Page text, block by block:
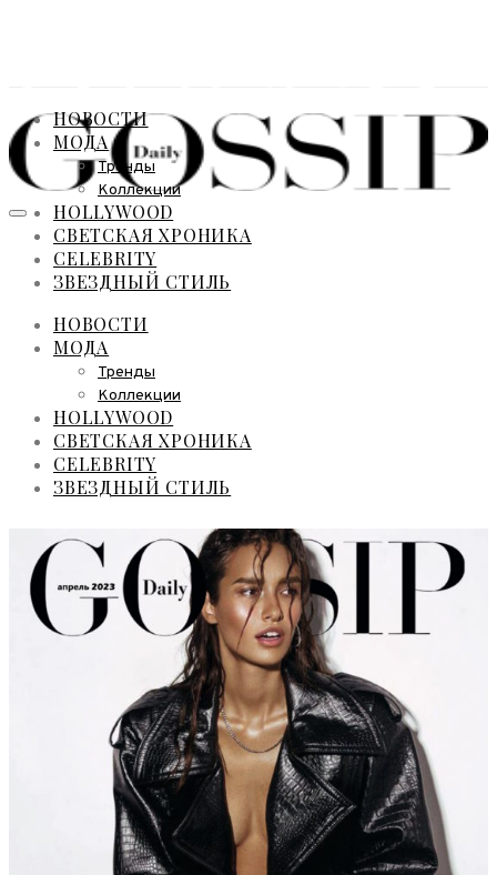
НОВОСТИ
МОДА
Тренды
Коллекции
HOLLYWOOD
СВЕТСКАЯ ХРОНИКА
CELEBRITY
ЗВЕЗДНЫЙ СТИЛЬ
НОВОСТИ
МОДА
Тренды
Коллекции
HOLLYWOOD
СВЕТСКАЯ ХРОНИКА
CELEBRITY
ЗВЕЗДНЫЙ СТИЛЬ